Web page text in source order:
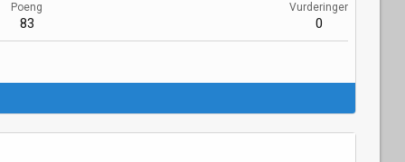
Poeng
83
Vurderinger
0